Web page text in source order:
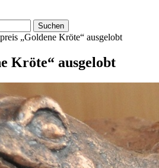
„Goldene Kröte“ ausgelobt
Kröte“ ausgelobt